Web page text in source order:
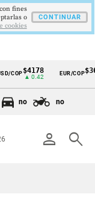
COP$4178
▲ 0.42
EUR/COP
no no
person search
fines
o
cookies
CONTINUAR